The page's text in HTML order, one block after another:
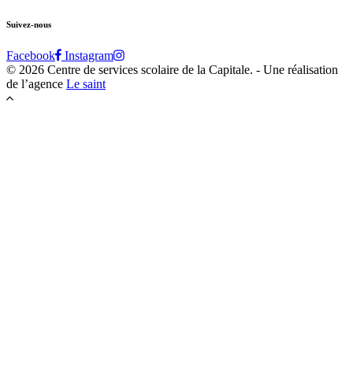
Suivez-nous
Facebook
Instagram
© 2026 Centre de services scolaire de la Capitale. - Une réalisation
de l’agence Le saint